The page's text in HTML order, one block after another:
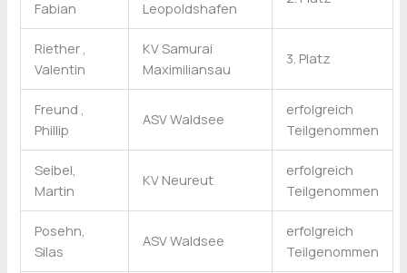
Fabian Leopoldshafen
Riether ,
Valentin
KV Samurai
Maximiliansau
3. Platz
Freund ,
Phillip
ASV Waldsee
erfolgreich
Teilgenommen
Seibel,
Martin
KV Neureut
erfolgreich
Teilgenommen
Posehn,
Silas
ASV Waldsee
erfolgreich
Teilgenommen